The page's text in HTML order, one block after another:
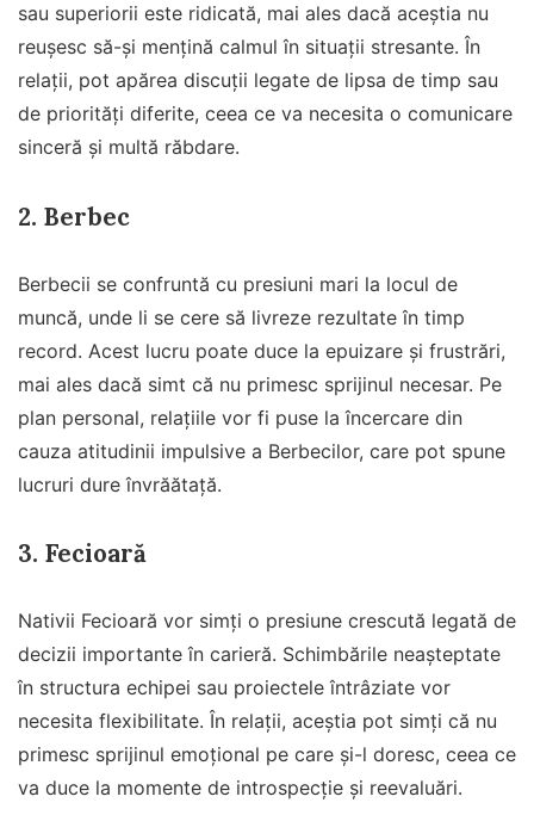
sau superiorii este ridicată, mai ales dacă aceștia nu
reușesc să-și mențină calmul în situații stresante. În
relații, pot apărea discuții legate de lipsa de timp sau
de priorități diferite, ceea ce va necesita o comunicare
sinceră și multă răbdare.
2. Berbec
Berbecii se confruntă cu presiuni mari la locul de
muncă, unde li se cere să livreze rezultate în timp
record. Acest lucru poate duce la epuizare și frustrări,
mai ales dacă simt că nu primesc sprijinul necesar. Pe
plan personal, relațiile vor fi puse la încercare din
cauza atitudinii impulsive a Berbecilor, care pot spune
lucruri dure învrăătață.
3. Fecioară
Nativii Fecioară vor simți o presiune crescută legată de
decizii importante în carieră. Schimbările neașteptate
în structura echipei sau proiectele întrâziate vor
necesita flexibilitate. În relații, aceștia pot simți că nu
primesc sprijinul emoțional pe care și-l doresc, ceea ce
va duce la momente de introspecție și reevaluări.